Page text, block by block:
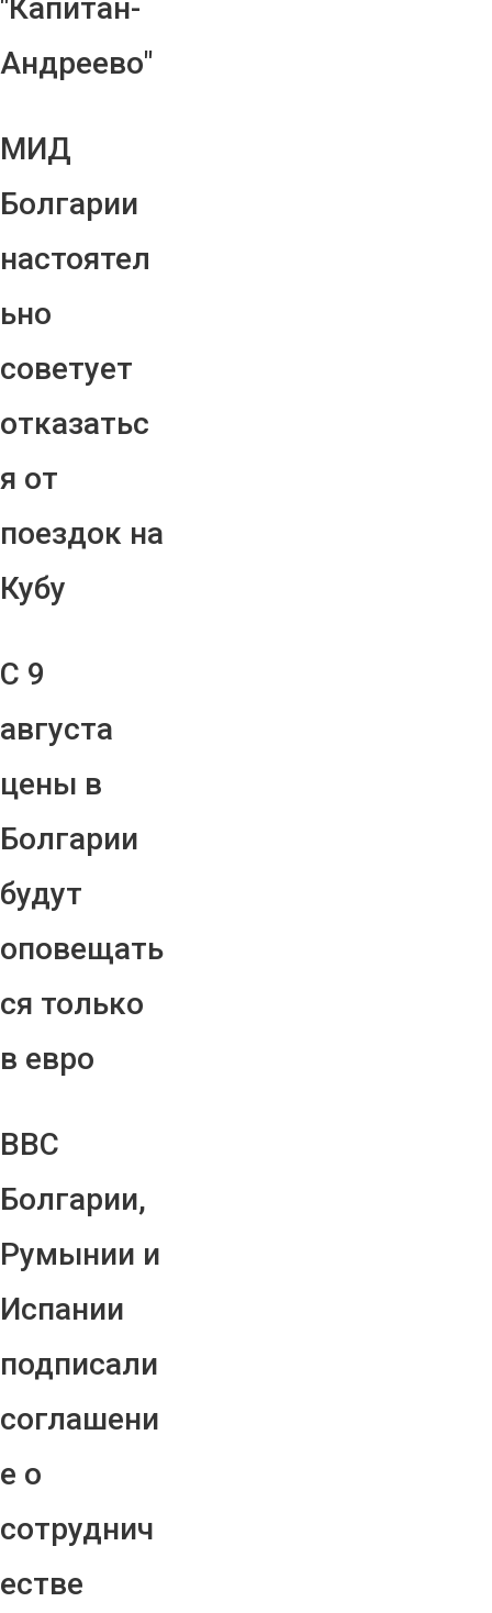
"Капитан-
Андреево"
МИД
Болгарии
настоятел
ьно
советует
отказатьс
я от
поездок на
Кубу
С 9
августа
цены в
Болгарии
будут
оповещать
ся только
в евро
ВВС
Болгарии,
Румынии и
Испании
подписали
соглашени
е о
сотруднич
естве